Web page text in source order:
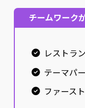
チームワーク
レストラ
テーマパ
ファース